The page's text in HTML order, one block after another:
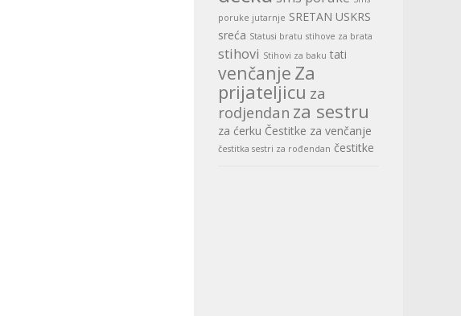
poruke jutarnje SRETAN USKRS
sreća Statusi bratu stihove za brata
stihovi Stihovi za baku tati
venčanje Za
prijateljicu za
rodjendan za sestru
za ćerku Čestitke za venčanje
čestitka sestri za rođendan čestitke